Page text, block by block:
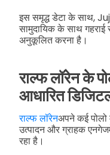
इस समृद्ध डेटा के साथ,
सामुदायिक के साथ
अनुकूलित करना है।
राल्फ लॉरेन के
आधारित
राल्फ लॉरेनअपने कई
उत्पादन और ग्राहक
रहा है।